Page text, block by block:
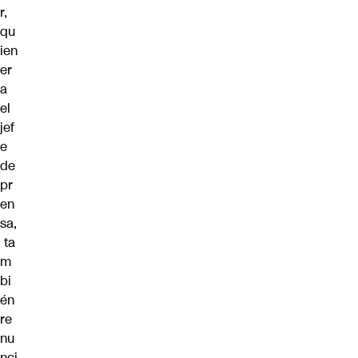
r,
qu
ien
er
a
el
jef
e
de
pr
en
sa,
ta
m
bi
én
re
nu